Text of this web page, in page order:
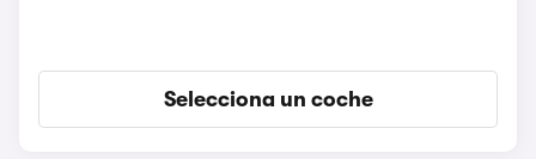
Selecciona un coche